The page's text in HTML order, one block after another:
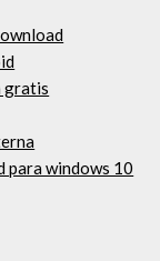
gratis
para windows 10